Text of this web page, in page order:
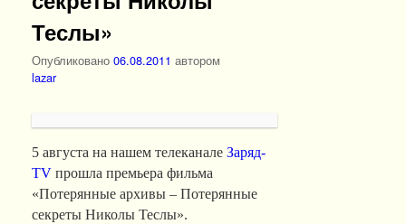
Теслы»
Опубликовано 06.08.2011 автором
lazar
5 августа на нашем телеканале Заряд-
TV прошла премьера фильма
«Потерянные архивы – Потерянные
секреты Николы Теслы».